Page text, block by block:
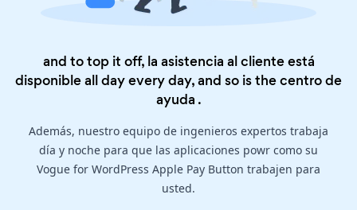
and to top it off, la asistencia al cliente está
disponible all day every day, and so is thecentro de
ayuda .
Además, nuestro equipo de ingenieros expertos trabaja
día y noche para que las aplicaciones powr como su
Vogue for WordPress Apple Pay Button trabajen para
usted.